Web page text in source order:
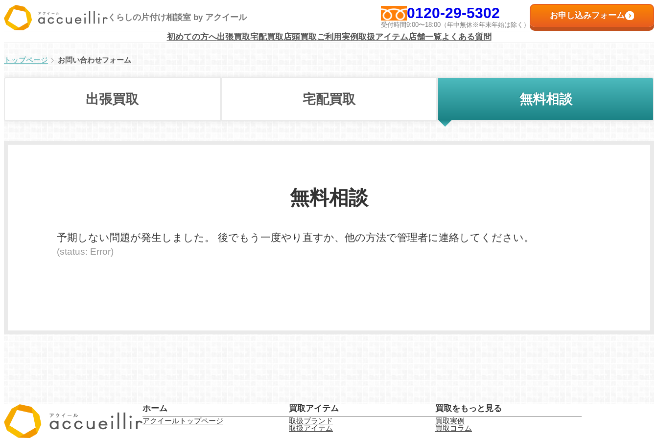
内
容
キ
くらしの片付け相談室 by アクイール 0120-29-5302
受付時間9:00〜18:00（年中無休※年末年始は除く）
お申し込みフォーム
初めての方へ出張買取宅配買取店頭買取ご利用実例取扱アイテム店舗一覧よくある質問
お問い合わせフォーム
出張買取 宅配買取 無料相談
無料相談
予期しない問題が発生しました。 後でもう一度やり直すか、他の方法で管理者に連絡してください。
(status: Error)
ホーム
アクイールトップページ
買取アイテム
取扱ブランド
取扱アイテム
買取をもっと見る
買取実例
買取コラム